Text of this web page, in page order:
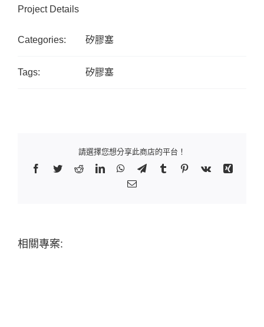
Project Details
Categories: 矽膠塞
Tags: 矽膠塞
請選擇您想分享此商店的平台！
Facebook
TwitterRedditLinkedInWhatsApp
TelegramTumblr Pinterest
Vk
Xing
Email:
相關專案: